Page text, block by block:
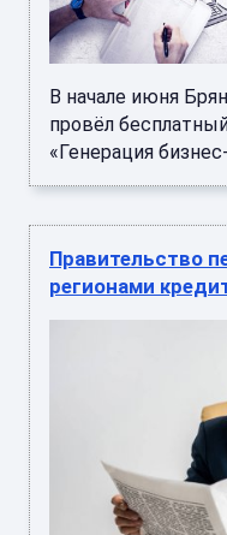
В начале июня
провёл
«Генерация
Правительство
регионами